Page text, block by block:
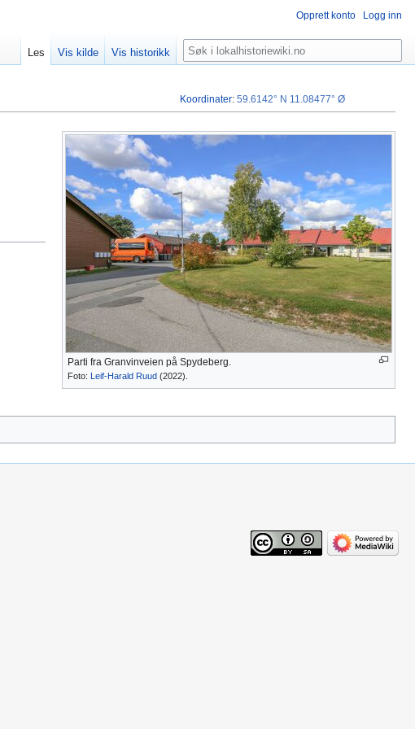
Parti fra Granvinveien på Spydeberg.
Foto: Leif-Harald Ruud (2022).
Koordinater:59.6142° N 11.08477° Ø
Opprett konto Logg inn
Les Vis kilde Vis historikk Søk